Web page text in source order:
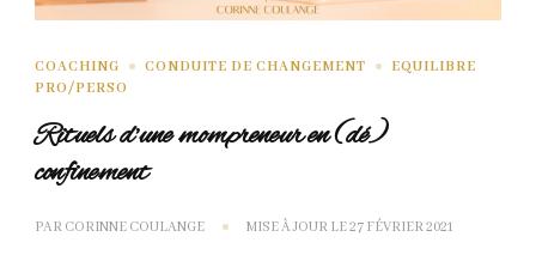
COACHING CONDUITE DE CHANGEMENT
EQUILIBRE
PRO/PERSO
Rituels d’une mompreneur en (dé)
confinement
PAR CORINNE COULANGE MISE À JOUR LE27 FÉVRIER 2021